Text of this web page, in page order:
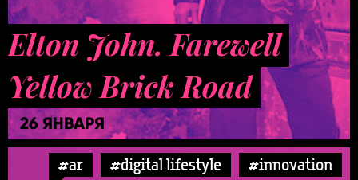
Elton John. Farewell
Yellow Brick Road
26 ЯНВАРЯ
#ar #digital lifestyle
#innovation